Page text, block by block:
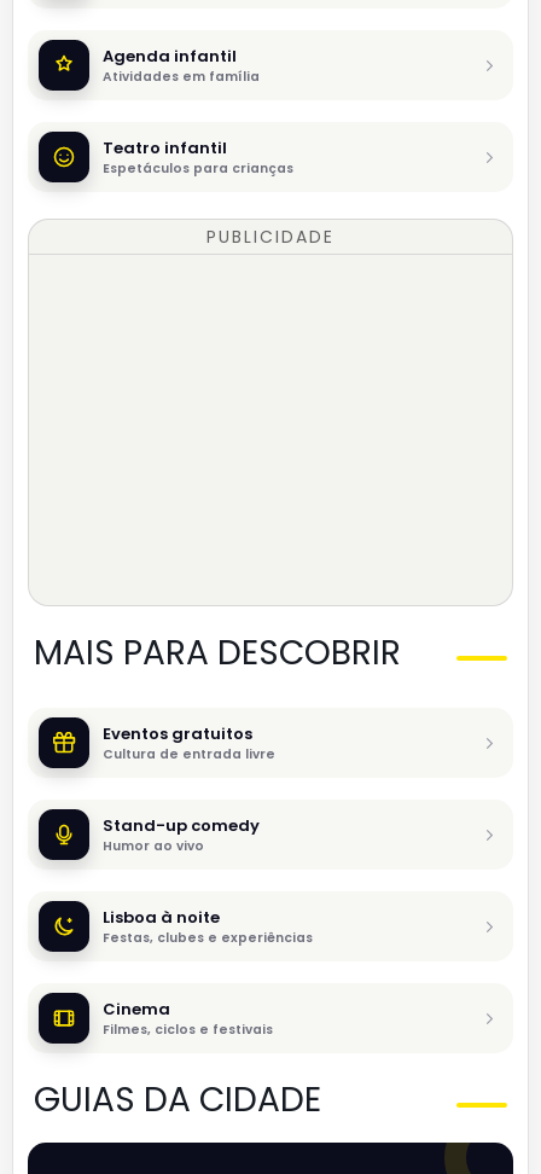
Agenda infantil
Atividades em família
Teatro infantil
Espetáculos para crianças
PUBLICIDADE
MAIS PARA DESCOBRIR
Eventos gratuitos
Cultura de entrada livre
Stand-up comedy
Humor ao vivo
Lisboa à noite
Festas, clubes e experiências
Cinema
Filmes, ciclos e festivais
GUIAS DA CIDADE